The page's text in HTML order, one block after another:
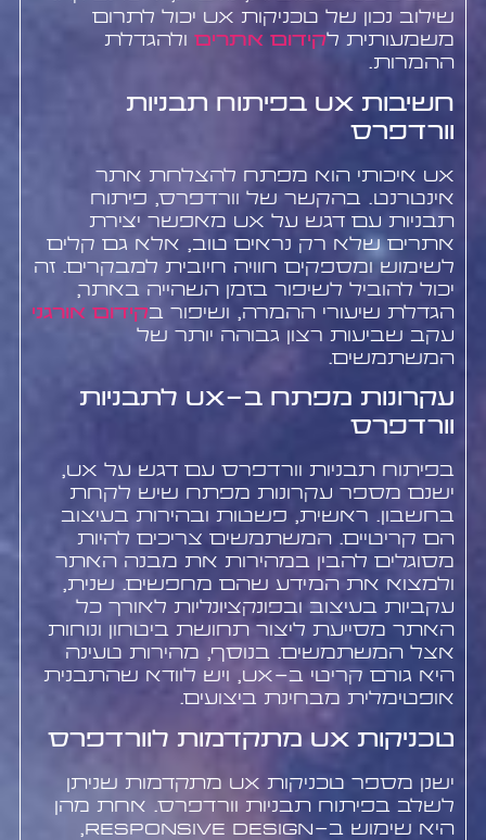
שילוב נכון של טכניקות UX יכול לתרום
משמעותית לקידום אתריםולהגדלת
ההמרות.
חשיבות UX בפיתוח תבניות
וורדפרס
UX איכותי הוא מפתח להצלחת אתר
אינטרנט. בהקשר של וורדפרס, פיתוח
תבניות עם דגש על UX מאפשר יצירת
אתרים שלא רק נראים טוב, אלא גם קלים
לשימוש ומספקים חוויה חיובית למבקרים. זה
יכול להוביל לשיפור בזמן השהייה באתר,
הגדלת שיעורי ההמרה, ושיפור בקידום אורגני
עקב שביעות רצון גבוהה יותר של
המשתמשים.
עקרונות מפתח ב-UX לתבניות
וורדפרס
בפיתוח תבניות וורדפרס עם דגש על UX,
ישנם מספר עקרונות מפתח שיש לקחת
בחשבון. ראשית, פשטות ובהירות בעיצוב
הם קריטיים. המשתמשים צריכים להיות
מסוגלים להבין במהירות את מבנה האתר
ולמצוא את המידע שהם מחפשים. שנית,
עקביות בעיצוב ובפונקציונליות לאורך כל
האתר מסייעת ליצור תחושת ביטחון ונוחות
אצל המשתמשים. בנוסף, מהירות טעינה
היא גורם קריטי ב-UX, ויש לוודא שהתבנית
אופטימלית מבחינת ביצועים.
טכניקות UX מתקדמות לוורדפרס
ישנן מספר טכניקות UX מתקדמות שניתן
לשלב בפיתוח תבניות וורדפרס. אחת מהן
היא שימוש ב-Responsive Design,